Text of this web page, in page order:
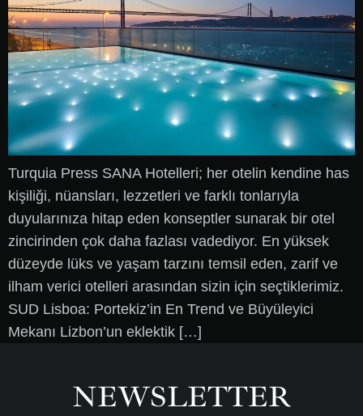
Turquia Press SANA Hotelleri; her otelin kendine has
kişiliği, nüansları, lezzetleri ve farklı tonlarıyla
duyularınıza hitap eden konseptler sunarak bir otel
zincirinden çok daha fazlası vadediyor. En yüksek
düzeyde lüks ve yaşam tarzını temsil eden, zarif ve
ilham verici otelleri arasından sizin için seçtiklerimiz.
SUD Lisboa: Portekiz’in En Trend ve Büyüleyici
Mekanı Lizbon’un eklektik […]
NEWSLETTER